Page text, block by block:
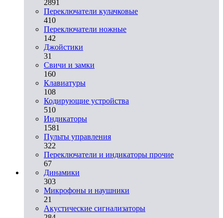
2891
Переключатели кулачковые
410
Переключатели ножные
142
Джойстики
31
Свичи и замки
160
Клавиатуры
108
Кодирующие устройства
510
Индикаторы
1581
Пульты управления
322
Переключатели и индикаторы прочие
67
Динамики
303
Микрофоны и наушники
21
Акустические сигнализаторы